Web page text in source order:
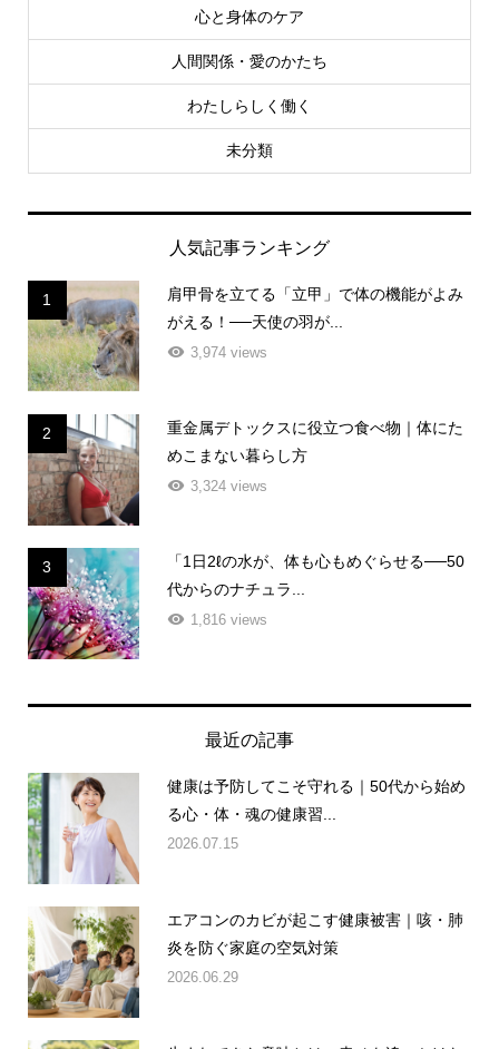
心と身体のケア
人間関係・愛のかたち
わたしらしく働く
未分類
人気記事ランキング
1
肩甲骨を立てる「立甲」で体の機能がよみ
がえる！──天使の羽が...
3,974 views
2
重金属デトックスに役立つ食べ物｜体にた
めこまない暮らし方
3,324 views
3
「1日2ℓの水が、体も心もめぐらせる──50
代からのナチュラ...
1,816 views
最近の記事
健康は予防してこそ守れる｜50代から始め
る心・体・魂の健康習...
2026.07.15
エアコンのカビが起こす健康被害｜咳・肺
炎を防ぐ家庭の空気対策
2026.06.29